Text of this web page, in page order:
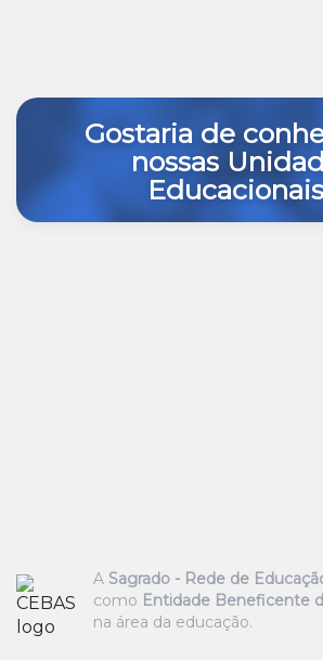
Gostaria de
nossas
A Sagrado - Rede de
como Entidade Beneficente
na área da educação.